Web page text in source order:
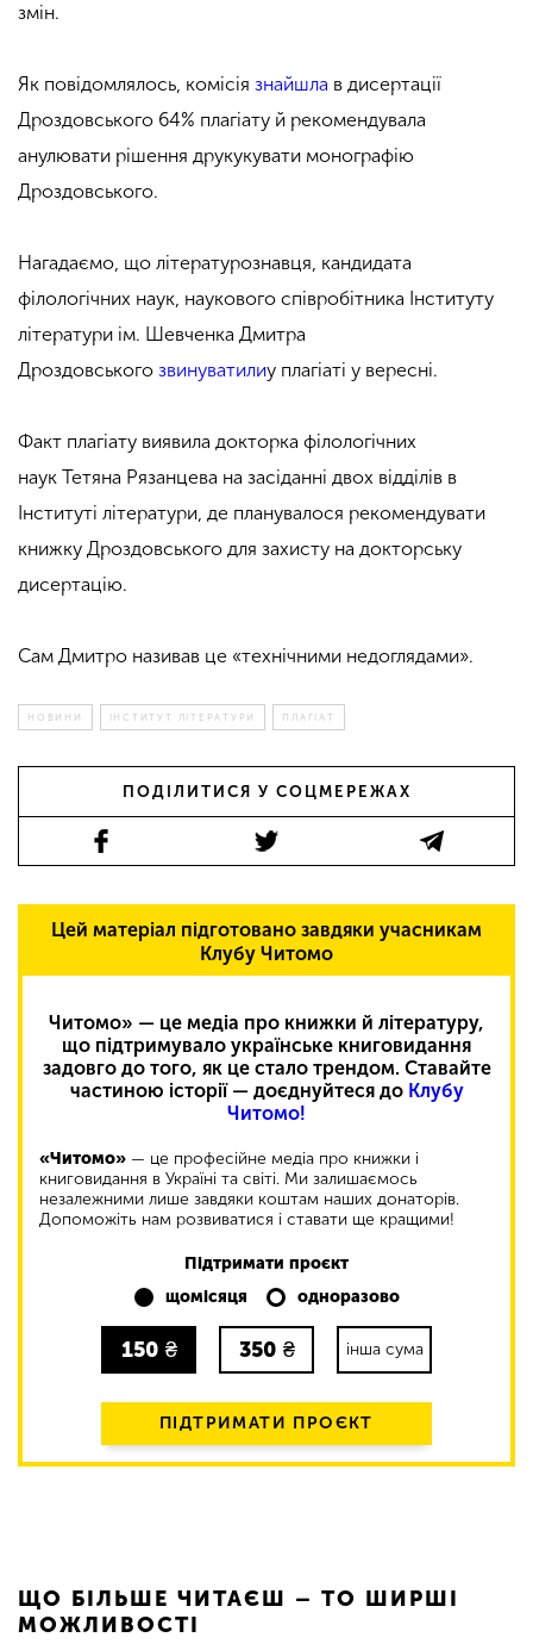
змін.
Як повідомлялось, комісія знайшла в дисертації
Дроздовського 64% плагіату й рекомендувала
анулювати рішення друкукувати монографію
Дроздовського.
Нагадаємо, що літературознавця, кандидата
філологічних наук, наукового співробітника Інституту
літератури ім. Шевченка Дмитра
Дроздовського звинуватилиу плагіаті у вересні.
Факт плагіату виявила докторка філологічних
наук Тетяна Рязанцева на засіданні двох відділів в
Інституті літератури, де планувалося рекомендувати
книжку Дроздовського для захисту на докторську
дисертацію.
Сам Дмитро називав це «технічними недоглядами».
НОВИНИ ІНСТИТУТ ЛІТЕРАТУРИ ПЛАГІАТ
ПОДІЛИТИСЯ У СОЦМЕРЕЖАХ
Цей матеріал підготовано завдяки учасникам
Клубу Читомо
Читомо» — це медіа про книжки й літературу,
що підтримувало українське книговидання
задовго до того, як це стало трендом. Ставайте
частиною історії — доєднуйтеся до Клубу
Читомо!
«Читомо» — це професійне медіа про книжки і
книговидання в Україні та світі. Ми залишаємось
незалежними лише завдяки коштам наших донаторів.
Допоможіть нам розвиватися і ставати ще кращими!
Підтримати проєкт
щомісяця
одноразово
150 ₴ 350 ₴ інша сума
ПІДТРИМАТИ ПРОЄКТ
ЩО БІЛЬШЕ ЧИТАЄШ – ТО ШИРШІ
МОЖЛИВОСТІ